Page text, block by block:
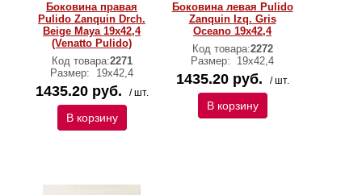
Боковина правая
Pulido Zanquin Drch.
Beige Maya 19х42,4
(Venatto Pulido)
Код товара:2271
Размер:
19х42,4
1435.20 руб. / шт.
В корзину
Боковина левая Pulido
Zanquin Izq. Gris
Oceano 19х42,4
Код товара:2272
Размер:
19х42,4
1435.20 руб. / шт.
В корзину